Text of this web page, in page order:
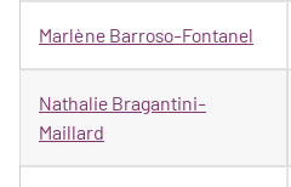
Marlène Barroso-Fontanel
Nathalie Bragantini-
Maillard